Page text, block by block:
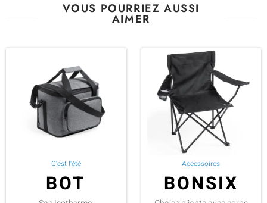
VOUS POURRIEZ AUSSI
AIMER
C'est l'été
BOT
Accessoires
BONSIX